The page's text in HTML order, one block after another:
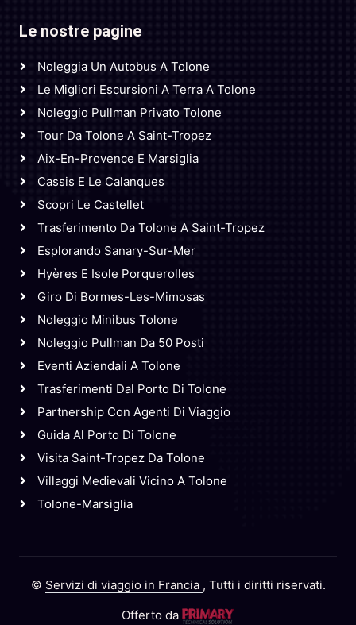
Le nostre pagine
Noleggia Un Autobus A Tolone
Le Migliori Escursioni A Terra A Tolone
Noleggio Pullman Privato Tolone
Tour Da Tolone A Saint-Tropez
Aix-En-Provence E Marsiglia
Cassis E Le Calanques
Scopri Le Castellet
Trasferimento Da Tolone A Saint-Tropez
Esplorando Sanary-Sur-Mer
Hyères E Isole Porquerolles
Giro Di Bormes-Les-Mimosas
Noleggio Minibus Tolone
Noleggio Pullman Da 50 Posti
Eventi Aziendali A Tolone
Trasferimenti Dal Porto Di Tolone
Partnership Con Agenti Di Viaggio
Guida Al Porto Di Tolone
Visita Saint-Tropez Da Tolone
Villaggi Medievali Vicino A Tolone
Tolone-Marsiglia
© Servizi di viaggio in Francia , Tutti i diritti riservati.
Offerto da